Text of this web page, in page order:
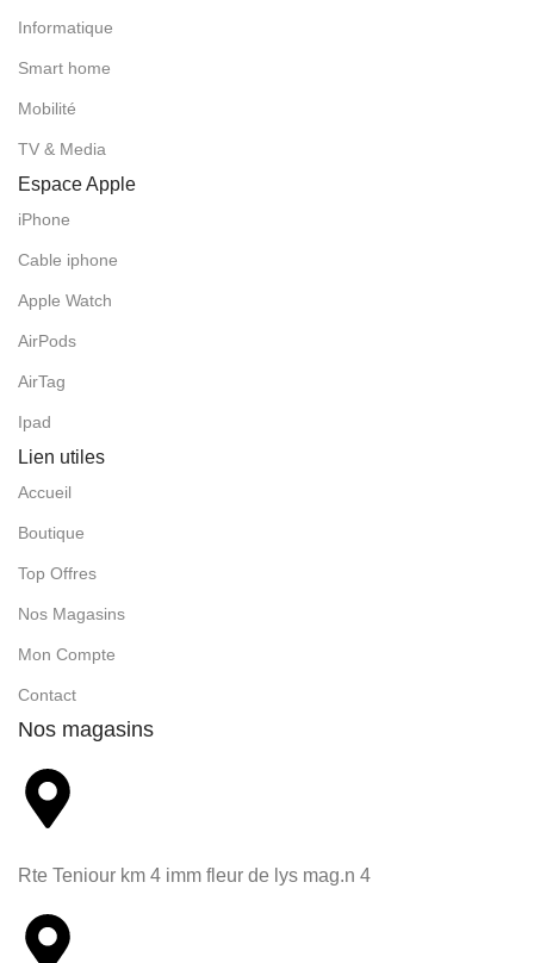
Informatique
Smart home
Mobilité
TV & Media
Espace Apple
iPhone
Cable iphone
Apple Watch
AirPods
AirTag
Ipad
Lien utiles
Accueil
Boutique
Top Offres
Nos Magasins
Mon Compte
Contact
Nos magasins
Rte Teniour km 4 imm fleur de lys mag.n 4